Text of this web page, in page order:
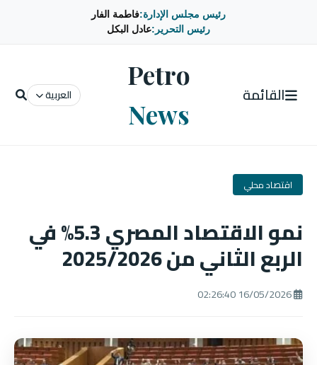
رئيس مجلس الإدارة:فاطمة الفار
رئيس التحرير:عادل البكل
القائمة
Petro
News
العربية
اقتصاد محلي
نمو الاقتصاد المصري 5.3% في
الربع الثاني من 2025/2026